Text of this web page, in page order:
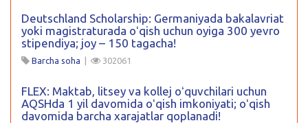
Deutschland Scholarship: Germaniyada bakalavriat
yoki magistraturada oʻqish uchun oyiga 300 yevro
stipendiya; joy – 150 tagacha!
Barcha soha | 302061
FLEX: Maktab, litsey va kollej oʻquvchilari uchun
AQSHda 1 yil davomida oʻqish imkoniyati; oʻqish
davomida barcha xarajatlar qoplanadi!